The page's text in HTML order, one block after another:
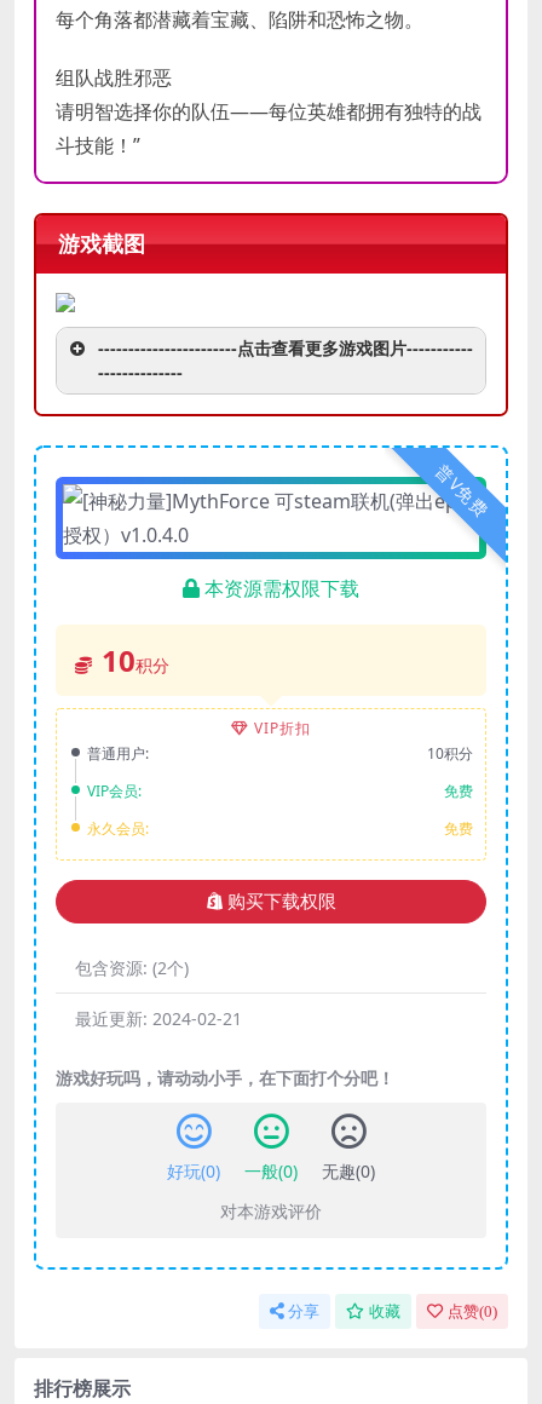
每个角落都潜藏着宝藏、陷阱和恐怖之物。
组队战胜邪恶
请明智选择你的队伍——每位英雄都拥有独特的战
斗技能！”
游戏截图
-----------------------点击查看更多游戏图片-----------
--------------
普V免费
本资源需权限下载
10积分
VIP折扣
普通用户:
10积分
VIP会员:
免费
永久会员:
免费
购买下载权限
包含资源: (2个)
最近更新: 2024-02-21
游戏好玩吗，请动动小手，在下面打个分吧！
好玩(0) 一般(0) 无趣(0)
对本游戏评价
分享 收藏 点赞(0)
排行榜展示